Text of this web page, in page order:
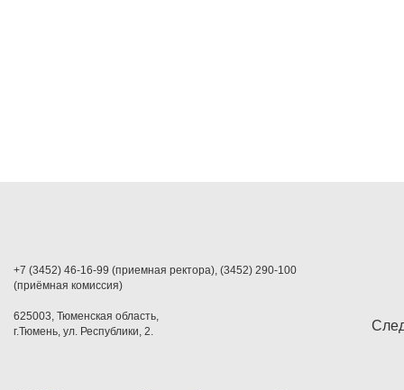
+7 (3452) 46-16-99 (приемная ректора), (3452) 290-100
(приёмная комиссия)
625003, Тюменская область,
г.Тюмень, ул. Республики, 2.